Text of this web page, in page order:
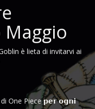
è lieta di invitarvi ai
One Piece 𝗽𝗲𝗿 𝗼𝗴𝗻𝗶